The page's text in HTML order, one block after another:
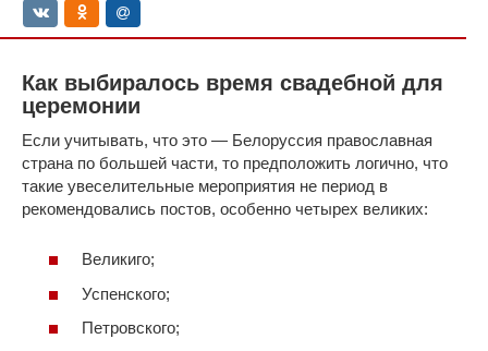
Как выбиралось время свадебной для
церемонии
Если учитывать, что это — Белоруссия православная
страна по большей части, то предположить логично, что
такие увеселительные мероприятия не период в
рекомендовались постов, особенно четырех великих:
Великиго;
Успенского;
Петровского;